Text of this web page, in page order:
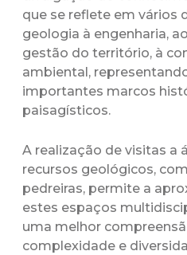
que se reflete em vários
geologia à engenharia,
gestão do território, à
ambiental,
importantes marcos
paisagísticos.
A realização de visitas a
recursos geológicos,
pedreiras, permite a
estes espaços
uma melhor
complexidade e